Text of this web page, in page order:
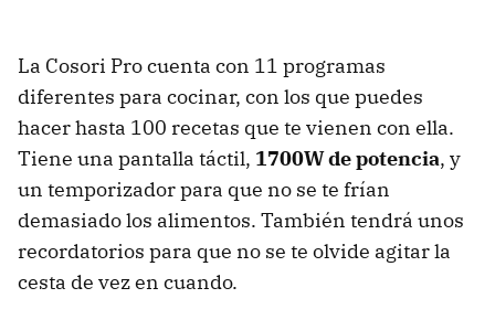
La Cosori Pro cuenta con 11 programas
diferentes para cocinar, con los que puedes
hacer hasta 100 recetas que te vienen con ella.
Tiene una pantalla táctil, 1700W de potencia, y
un temporizador para que no se te frían
demasiado los alimentos. También tendrá unos
recordatorios para que no se te olvide agitar la
cesta de vez en cuando.